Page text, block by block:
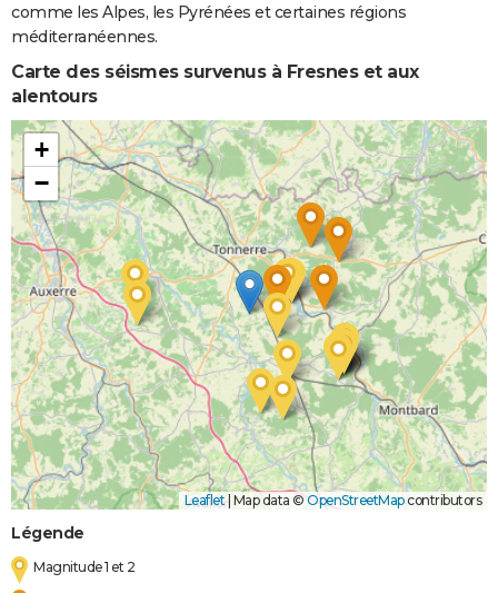
comme les Alpes, les Pyrénées et certaines régions
méditerranéennes.
Carte des séismes survenus à Fresnes et aux
alentours
+
−
Leaflet | Map data ©OpenStreetMapcontributors
Légende
Magnitude 1 et 2